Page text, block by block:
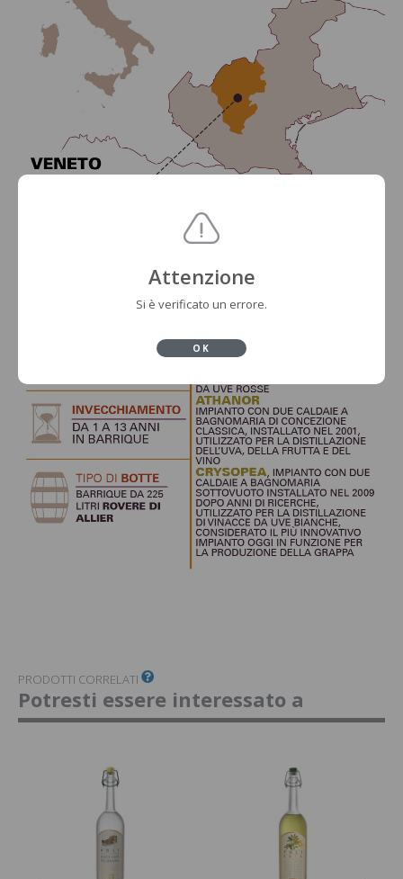
PRODOTTI CORRELATI
Potresti essere interessato a
Attenzione
Si è verificato un errore.
OK